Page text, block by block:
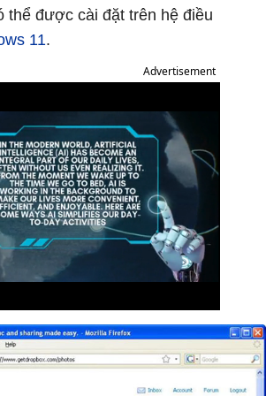
thể được cài đặt trên hệ điều
11.
Advertisement